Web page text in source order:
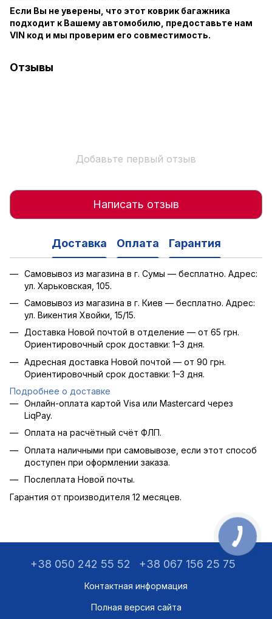
Если Вы не уверены, что этот коврик багажника
подходит к Вашему автомобилю, предоставьте нам
VIN код и мы проверим его совместимость.
Отзывы
Добавьте первый отзыв
Написать отзыв
Доставка Оплата Гарантия
Самовывоз из магазина в г. Сумы — бесплатно. Адрес:
ул. Харьковская, 105.
Самовывоз из магазина в г. Киев — бесплатно. Адрес:
ул. Викентия Хвойки, 15/15.
Доставка Новой почтой в отделение — от 65 грн.
Ориентировочный срок доставки: 1–3 дня.
Адресная доставка Новой почтой — от 90 грн.
Ориентировочный срок доставки: 1–3 дня.
Подробнее о доставке
Онлайн-оплата картой Visa или Mastercard через
LiqPay.
Оплата на расчётный счёт ФЛП.
Оплата наличными при самовывозе, если этот способ
доступен при оформлении заказа.
Послеплата Новой почты.
Гарантия от производителя 12 месяцев.
+38 050 242 55 52 +38 067 156 25 75
Контактная информация
Полная версия сайта